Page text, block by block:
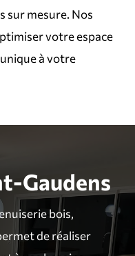
sur mesure. Nos
votre espace
à votre
Gaudens
bois,
de réaliser